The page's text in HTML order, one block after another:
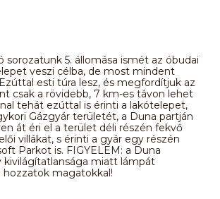
sorozatunk 5. állomása ismét az óbudai
veszi célba, de most mindent
esti túra lesz, és megfordítjuk az
csak a rövidebb, 7 km-es távon lehet
tehát ezúttal is érinti a lakótelepet,
Gázgyár területét, a Duna partján
át éri el a terület déli részén fekvő
villákat, s érinti a gyár egy részén
Parkot is. FIGYELEM: a Duna
kivilágítatlansága miatt lámpát
magatokkal!